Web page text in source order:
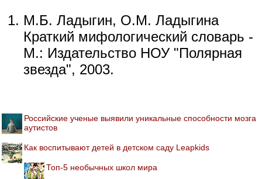
М.Б. Ладыгин, О.М. Ладыгина
Краткий мифологический словарь -
М.: Издательство НОУ "Полярная
звезда", 2003.
Российские ученые выявили уникальные способности мозга
аутистов
Как воспитывают детей в детском саду Leapkids
Топ-5 необычных школ мира